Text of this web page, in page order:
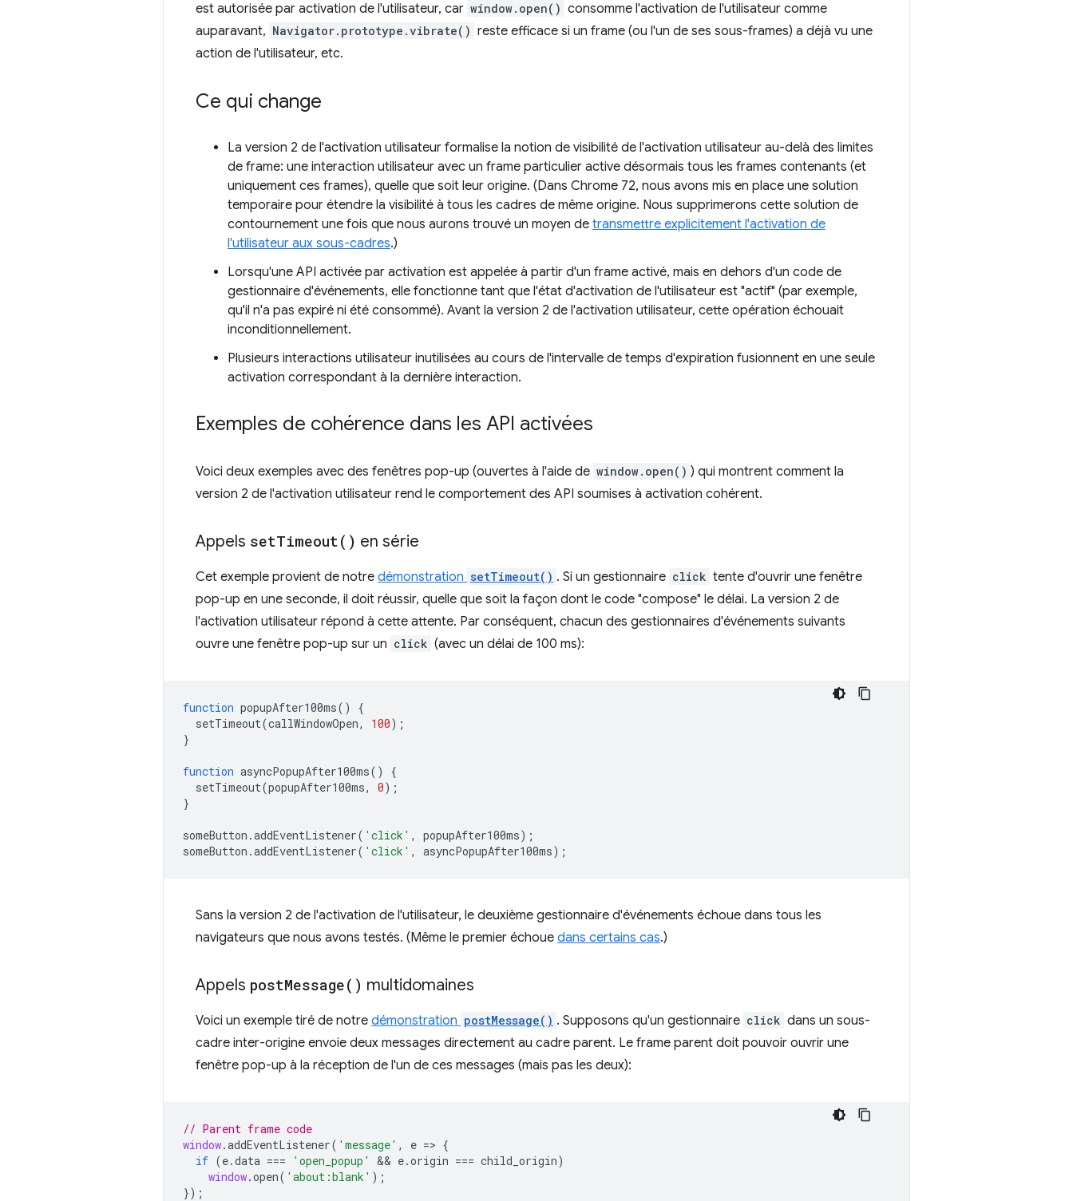
est autorisée par activation de l'utilisateur, car window.open() consomme l'activation de l'utilisateur comme
auparavant, Navigator.prototype.vibrate() reste efficace si un frame (ou l'un de ses sous-frames) a déjà vu une
action de l'utilisateur, etc.
Ce qui change
La version 2 de l'activation utilisateur formalise la notion de visibilité de l'activation utilisateur au-delà des limites
de frame: une interaction utilisateur avec un frame particulier active désormais tous les frames contenants (et
uniquement ces frames), quelle que soit leur origine. (Dans Chrome 72, nous avons mis en place une solution
temporaire pour étendre la visibilité à tous les cadres de même origine. Nous supprimerons cette solution de
contournement une fois que nous aurons trouvé un moyen de transmettre explicitement l'activation de
l'utilisateur aux sous-cadres.)
Lorsqu'une API activée par activation est appelée à partir d'un frame activé, mais en dehors d'un code de
gestionnaire d'événements, elle fonctionne tant que l'état d'activation de l'utilisateur est "actif" (par exemple,
qu'il n'a pas expiré ni été consommé). Avant la version 2 de l'activation utilisateur, cette opération échouait
inconditionnellement.
Plusieurs interactions utilisateur inutilisées au cours de l'intervalle de temps d'expiration fusionnent en une seule
activation correspondant à la dernière interaction.
Exemples de cohérence dans les API activées
Voici deux exemples avec des fenêtres pop-up (ouvertes à l'aide de window.open() ) qui montrent comment la
version 2 de l'activation utilisateur rend le comportement des API soumises à activation cohérent.
Appels setTimeout( ) en série
Cet exemple provient de notre démonstration setTimeout() . Si un gestionnaire click tente d'ouvrir une fenêtre
pop-up en une seconde, il doit réussir, quelle que soit la façon dont le code "compose" le délai. La version 2 de
l'activation utilisateur répond à cette attente. Par conséquent, chacun des gestionnaires d'événements suivants
ouvre une fenêtre pop-up sur un click (avec un délai de 100 ms):
function popupAfter100ms()
{
setTimeout(callWindowOpen, 100);
}
function asyncPopupAfter100ms()
{
setTimeout(popupAfter100ms, 0);
}
someButton .addEventListener( 'click' , popupAfter100ms);
someButton .addEventListener( 'click' , asyncPopupAfter100ms);
Sans la version 2 de l'activation de l'utilisateur, le deuxième gestionnaire d'événements échoue dans tous les
navigateurs que nous avons testés. (Même le premier échoue dans certains cas.)
Appels postMessage( ) multidomaines
Voici un exemple tiré de notre démonstration postMessage() . Supposons qu'un gestionnaire click dans un sous-
cadre inter-origine envoie deux messages directement au cadre parent. Le frame parent doit pouvoir ouvrir une
fenêtre pop-up à la réception de l'un de ces messages (mais pas les deux):
// Parent frame code
window.addEventListener( 'message' , e => {
if (e.data === 'open_popup' && e.origin === child_origin)
window.open( 'about:blank' );
});